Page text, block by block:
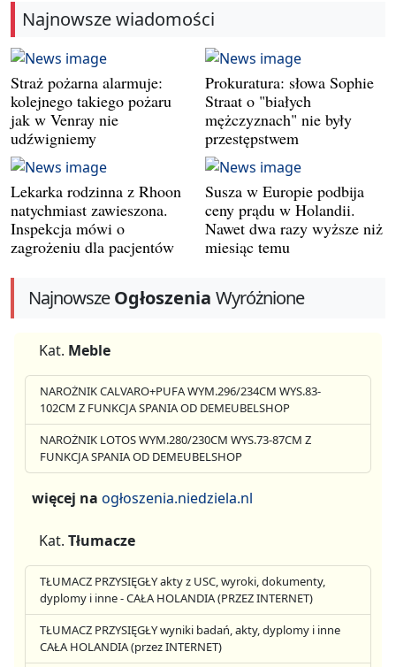
Najnowsze wiadomości
Straż pożarna alarmuje:
kolejnego takiego pożaru
jak w Venray nie
udźwigniemy
Prokuratura: słowa Sophie
Straat o "białych
mężczyznach" nie były
przestępstwem
Lekarka rodzinna z Rhoon
natychmiast zawieszona.
Inspekcja mówi o
zagrożeniu dla pacjentów
Susza w Europie podbija
ceny prądu w Holandii.
Nawet dwa razy wyższe niż
miesiąc temu
NajnowszeOgłoszenia Wyróżnione
Kat. Meble
NAROŻNIK CALVARO+PUFA WYM.296/234CM WYS.83-
102CM Z FUNKCJA SPANIA OD DEMEUBELSHOP
NAROŻNIK LOTOS WYM.280/230CM WYS.73-87CM Z
FUNKCJA SPANIA OD DEMEUBELSHOP
więcej na ogłoszenia.niedziela.nl
Kat. Tłumacze
TŁUMACZ PRZYSIĘGŁY akty z USC, wyroki, dokumenty,
dyplomy i inne - CAŁA HOLANDIA (PRZEZ INTERNET)
TŁUMACZ PRZYSIĘGŁY wyniki badań, akty, dyplomy i inne
CAŁA HOLANDIA (przez INTERNET)